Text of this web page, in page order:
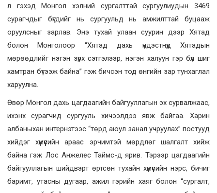
л гэхэд Монгол хэлний сургалттай сургуулиудын 3469
сурагчдыг бүгдийг нь сургуульд нь амжилттай буцааж
оруулсныг зарлав. Энэ тухай улаан суурин дээр Хятад
болон Монголоор “Хятад дахь үндэстнүүд Хятадын
мөрөөдлийг нэгэн зүрх сэтгэлээр, нэгэн халуун гэр бүл шиг
хамтран бүтээж байна” гэж бичсэн тод өнгийн зар тунхаглал
харуулна.
Өвөр Монгол дахь цагдаагийн байгууллагын эх сурвалжаас,
ихэнх сурагчид сургууль хичээлдээ явж байгаа. Харин
албаныхан интернэтээс “төрд аюул занал учруулах” постууд
хийдэг хүмүүсийн араас эрчимтэй мөрдлөг шалгалт хийж
байна гэж Лос Анжелес Таймс-д ярив. Тэрээр цагдаагийн
байгууллагын шийдвэрт өртсөн тухайн хүмүүсийн нэрс, бичиг
баримт, утасны дугаар, ажил гэрийн хаяг болон “сургалт,